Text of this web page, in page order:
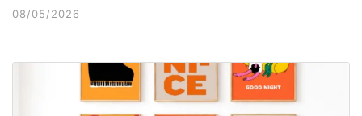
08/05/2026